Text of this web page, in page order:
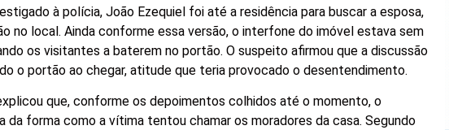
à polícia, João Ezequiel foi até a residência para buscar a esposa,
no local. Ainda conforme essa versão, o interfone do imóvel estava sem
os visitantes a baterem no portão. O suspeito afirmou que a discussão
o portão ao chegar, atitude que teria provocado o desentendimento.
que, conforme os depoimentos colhidos até o momento, o
forma como a vítima tentou chamar os moradores da casa. Segundo